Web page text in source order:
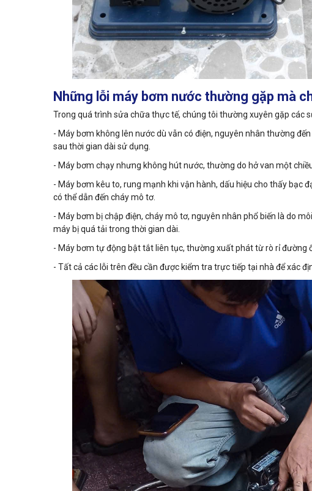
Những lỗi máy bơm nước thường gặp mà
Trong quá trình sửa chữa thực tế, chúng tôi thường xuyên gặp các
- Máy bơm không lên nước dù vẫn có điện, nguyên nhân thường
sau thời gian dài sử dụng.
- Máy bơm chạy nhưng không hút nước, thường do hở van một
- Máy bơm kêu to, rung mạnh khi vận hành, dấu hiệu cho thấy bạc
có thể dẫn đến cháy mô tơ.
- Máy bơm bị chập điện, cháy mô tơ, nguyên nhân phổ biến là do
máy bị quá tải trong thời gian dài.
- Máy bơm tự động bật tắt liên tục, thường xuất phát từ rò rỉ đường
- Tất cả các lỗi trên đều cần được kiểm tra trực tiếp tại nhà để xác